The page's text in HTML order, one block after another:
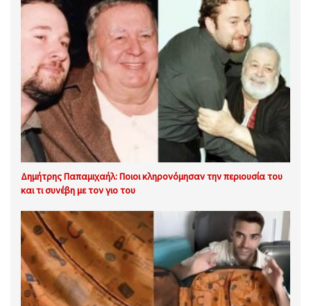
Δημήτρης Παπαμιχαήλ: Ποιοι κληρονόμησαν την περιουσία του
και τι συνέβη με τον γιο του